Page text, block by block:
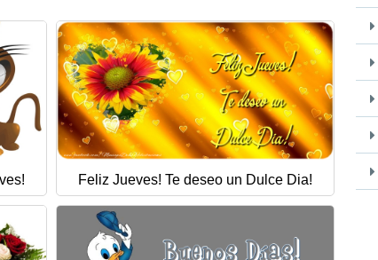
Feliz Jueves! Te deseo un Dulce Dia!